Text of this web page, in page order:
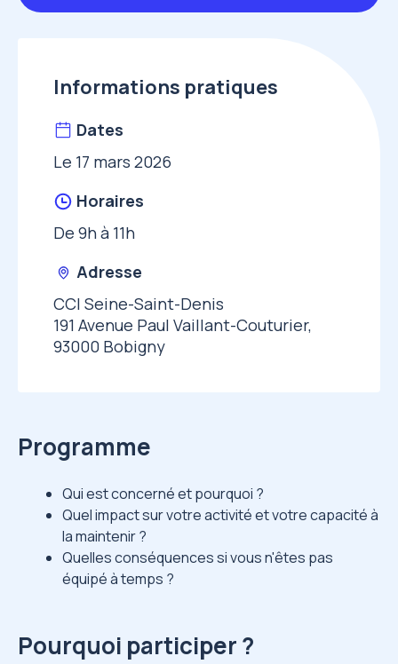
Informations pratiques
Dates
Le 17 mars 2026
Horaires
De 9h à 11h
Adresse
CCI Seine-Saint-Denis
191 Avenue Paul Vaillant-Couturier,
93000 Bobigny
Programme
Qui est concerné et pourquoi ?
Quel impact sur votre activité et votre capacité à
la maintenir ?
Quelles conséquences si vous n'êtes pas
équipé à temps ?
Pourquoi participer ?